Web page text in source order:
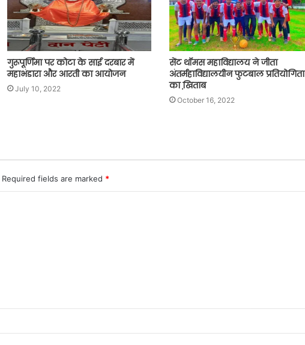
गुरूपूर्णिमा पर कोटा के साई दरबार में
महाभंडारा और आरती का आयोजन
July 10, 2022
सेंट थॉमस महाविद्यालय ने जीता
अंतर्महाविद्यालयीन फुटबाल प्रतियोगिता
का खि़ताब
October 16, 2022
Required fields are marked *